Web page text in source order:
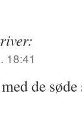
18:41
de